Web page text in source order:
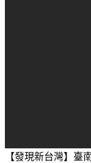
【發現新台灣】臺